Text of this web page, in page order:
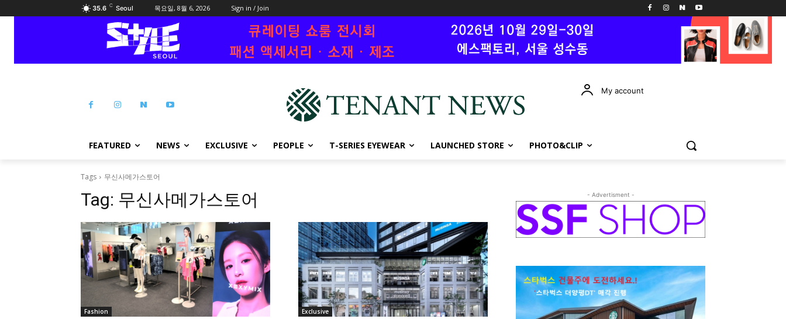
35.6 C Seoul 목요일, 8월 6, 2026 Sign in / Join
My account
FEATURED NEWS EXCLUSIVE PEOPLE T-SERIES EYEWEAR LAUNCHED STORE PHOTO&CLIP
Tags 무신사메가스토어
Tag: 무신사메가스토어
Fashion Exclusive
- Advertisment -